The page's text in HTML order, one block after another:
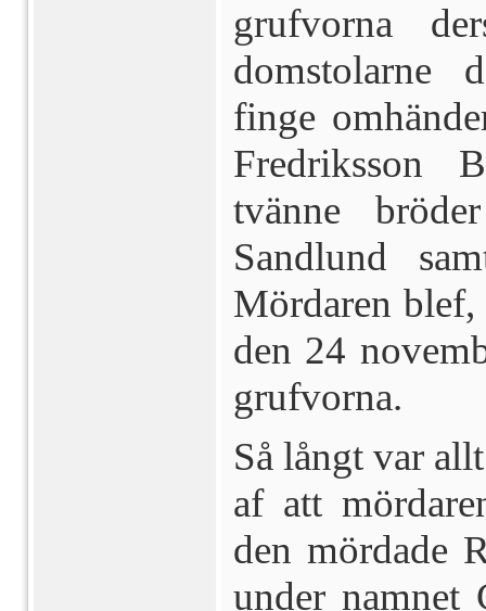
grufvorna
domstolarne
finge
Fredriksson
tvänne
Sandlund
Mördaren
den 24
gruf­vorna.
Så långt var
af att
den mördade
under namnet